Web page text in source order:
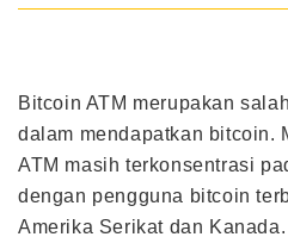
Bitcoin ATM merupakan
dalam mendapatkan bitcoin.
ATM masih terkonsentrasi
dengan pengguna bitcoin
Amerika Serikat dan